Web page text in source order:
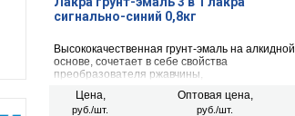
сигнально-синий 0,8кг
Высококачественная грунт-эмаль на алкидной
основе, сочетает в себе свойства
преобразователя ржавчины,
эмали.Цена,
руб./шт.
Оптовая цена,
руб./шт.